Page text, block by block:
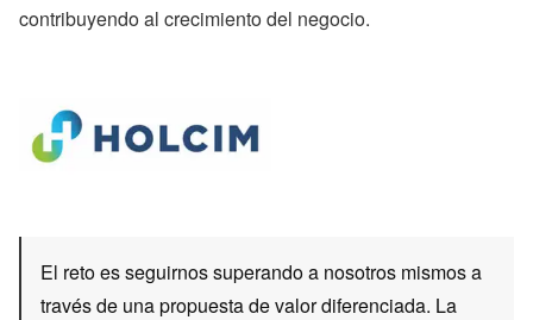
contribuyendo al crecimiento del negocio.
El reto es seguirnos superando a nosotros mismos a
través de una propuesta de valor diferenciada. La